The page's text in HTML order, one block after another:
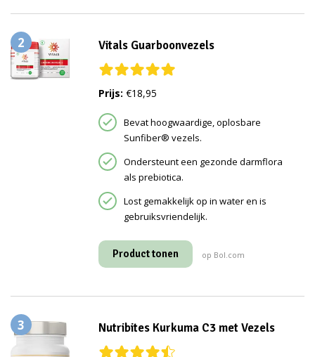
2 Vitals Guarboonvezels
Prijs: €18,95
Bevat hoogwaardige, oplosbare
Sunfiber® vezels.
Ondersteunt een gezonde darmflora
als prebiotica.
Lost gemakkelijk op in water en is
gebruiksvriendelijk.
Product tonen op Bol.com
3 Nutribites Kurkuma C3 met Vezels